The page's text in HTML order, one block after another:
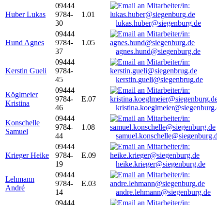
Huber Lukas
09444
9784-
30
1.01
lukas.huber@siegenburg.de
Hund Agnes
09444
9784-
37
1.05
agnes.hund@siegenburg.de
Kerstin Gueli
09444
9784-
45
kerstin.gueli@siegenbrug.de
Köglmeier
Kristina
09444
9784-
46
E.07
Konschelle
Samuel
09444
9784-
44
1.08
Krieger Heike
09444
9784-
19
E.09
heike.krieger@siegenburg.de
Lehmann
André
09444
9784-
14
E.03
andre.lehmann@siegenburg.de
09444